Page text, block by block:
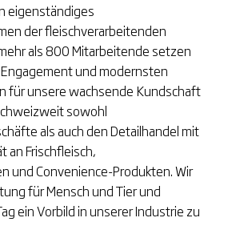
eigenständiges
der fleischverarbeitenden
als 800 Mitarbeitende setzen
und modernsten
für unsere wachsende Kundschaft
sowohl
als auch den Detailhandel mit
an Frischfleisch,
und Convenience-Produkten. Wir
für Mensch und Tier und
ein Vorbild in unserer Industrie zu